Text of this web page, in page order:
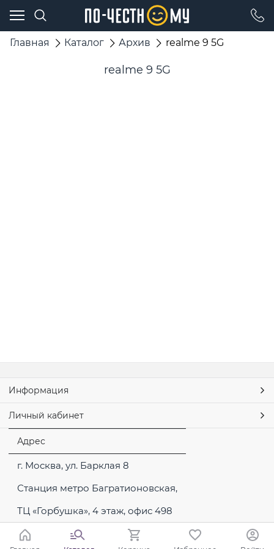
Главная Каталог Архив realme 9 5G
realme 9 5G
Информация
Личный кабинет
Адрес
г. Москва, ул. Барклая 8
Станция метро Багратионовская,
ТЦ «Горбушка», 4 этаж, офис 498